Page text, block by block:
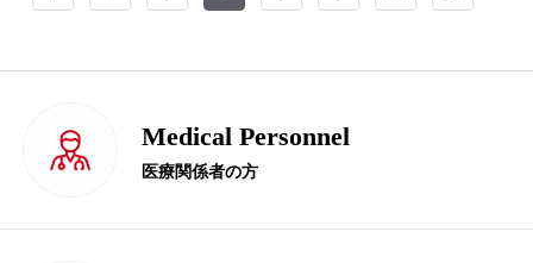
Medical Personnel
医療関係者の方